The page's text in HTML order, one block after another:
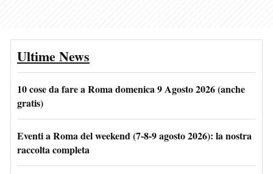
Ultime News
10 cose da fare a Roma domenica 9 Agosto 2026 (anche
gratis)
Eventi a Roma del weekend (7-8-9 agosto 2026): la nostra
raccolta completa